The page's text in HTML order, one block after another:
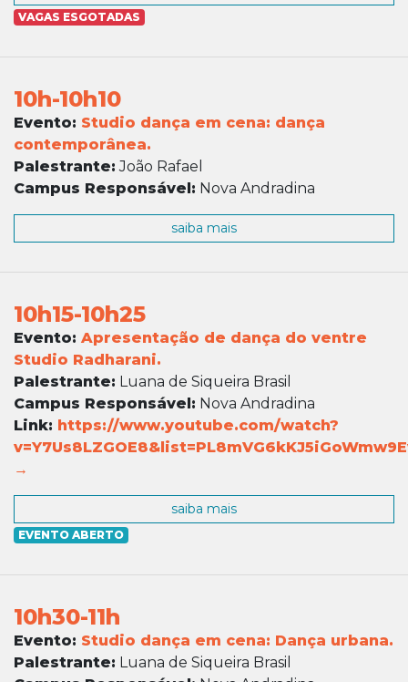
VAGAS ESGOTADAS
10h-10h10
Evento: Studio dança em cena: dança
contemporânea.
Palestrante: João Rafael
Campus Responsável: Nova Andradina
saiba mais
10h15-10h25
Evento: Apresentação de dança do ventre
Studio Radharani.
Palestrante: Luana de Siqueira Brasil
Campus Responsável: Nova Andradina
Link: https://www.youtube.com/watch?
→
saiba mais
EVENTO ABERTO
10h30-11h
Evento: Studio dança em cena: Dança urbana.
Palestrante: Luana de Siqueira Brasil